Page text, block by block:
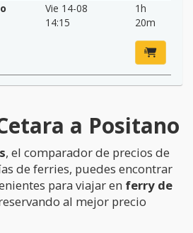
Vie 14-08
14:15
1h
20m
a Positano
, el comparador de precios de
de ferries, puedes encontrar
para viajar en ferry de
al mejor precio